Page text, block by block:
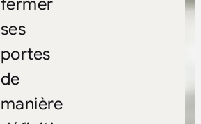
ses
portes
de
manière